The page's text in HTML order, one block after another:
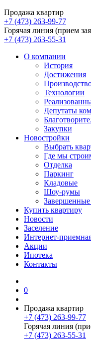
Продажа квартир
+7 (473) 263-99-77
Горячая линия (прием
+7 (473) 263-55-31
О компании
История
Достижения
Технологии
Депутаты
Закупки
Новостройки
Выбрать
Где мы
Отделка
Паркинг
Кладовые
Шоу-румы
Купить квартиру
Новости
Заселение
Интернет-
Акции
Ипотека
Контакты
0
Продажа квартир
+7 (473) 263-99-77
Горячая линия
+7 (473) 263-55-31